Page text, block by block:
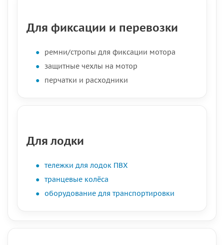
Для фиксации и перевозки
ремни/стропы для фиксации мотора
защитные чехлы на мотор
перчатки и расходники
Для лодки
тележки для лодок ПВХ
транцевые колёса
оборудование для транспортировки